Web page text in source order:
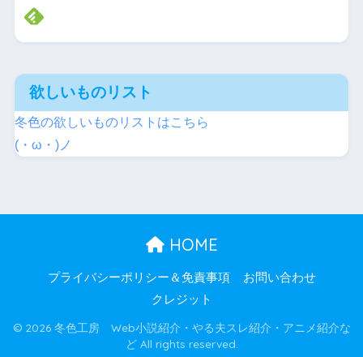
欲しいものリスト
冬色の欲しいものリストはこちら
(・ω・)ノ
HOME
プライバシーポリシー＆免責事項
お問い合わせ
クレジット
© 2026 冬色工房 Web小説紹介・やる夫スレ紹介・アニメ紹介な
ど All rights reserved.